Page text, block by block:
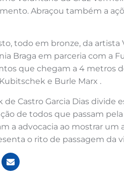
Abraçou também a
todo em bronze, da artista
Braga em parceria com a
que chegam a 4 metros
e Burle Marx .
Castro Garcia Dias divide
de todos que passam
a advocacia ao mostrar
o rito de passagem da